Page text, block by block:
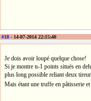
#18 - 14-07-2014 22:15:40
Je dois avoir loupé quelque chose!
Si je montre n-1 points situés en
plus long possible reliant deux
Mais étant une truffe en pâtisserie